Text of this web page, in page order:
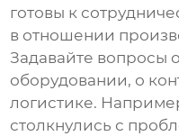
готовы к
в отношении
Задавайте вопросы
оборудовании, о
логистике.
столкнулись с